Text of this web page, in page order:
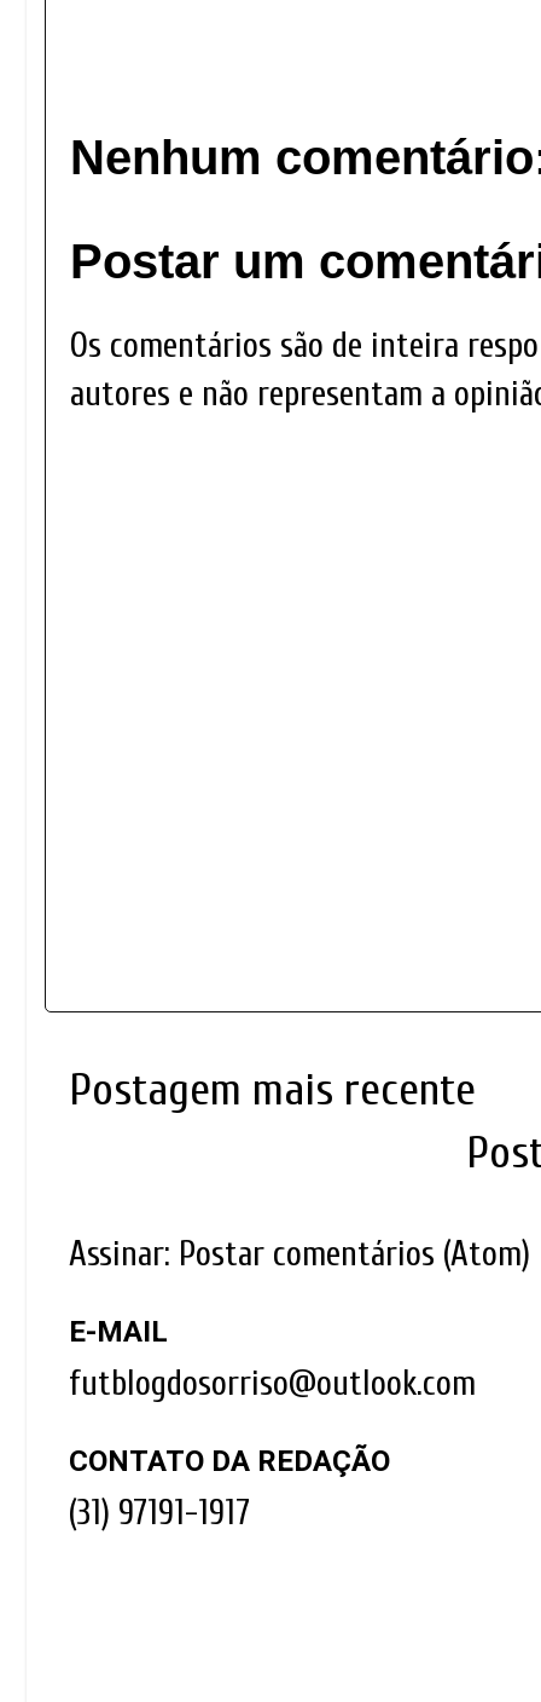
Nenhum
Postar um
Os comentários são de inteira
autores e não representam a
Postagem mais recente
Assinar: Postar comentários (Atom)
E-MAIL
futblogdosorriso@outlook.com
CONTATO DA REDAÇÃO
(31) 97191-1917